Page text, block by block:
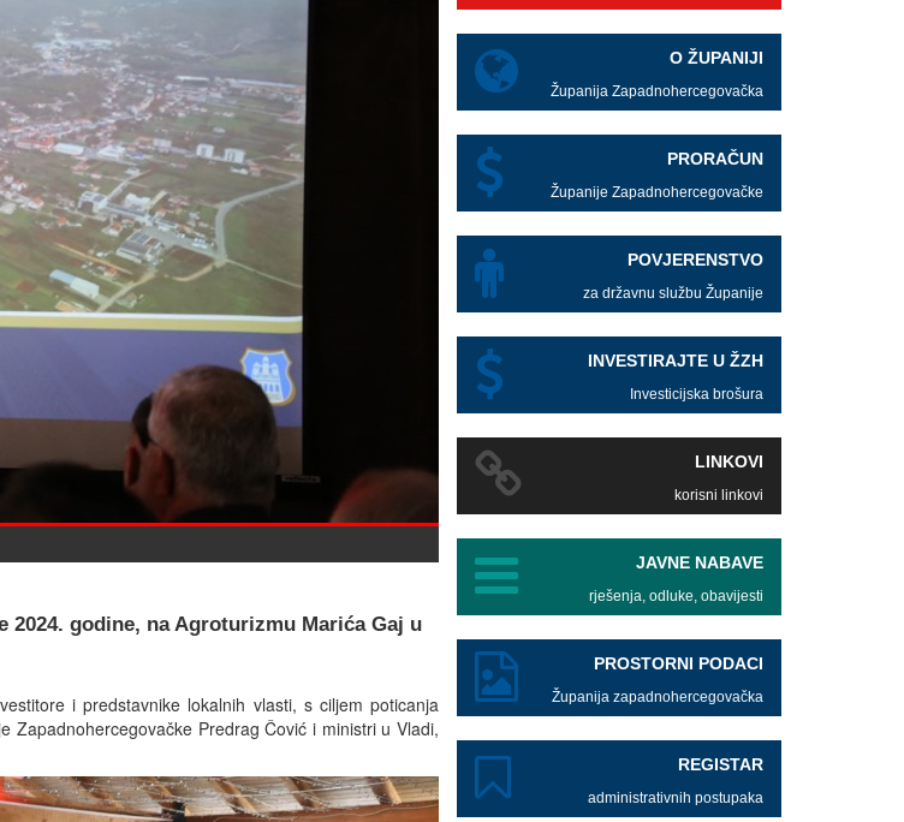
2024. godine, na Agroturizmu Marića Gaj u
i predstavnike lokalnih vlasti, s ciljem poticanja
Zapadnohercegovačke Predrag Čović i ministri u Vladi,
O ŽUPANIJI
Županija Zapadnohercegovačka
PRORAČUN
Županije Zapadnohercegovačke
POVJERENSTVO
za državnu službu Županije
INVESTIRAJTE U ŽZH
Investicijska brošura
LINKOVI
korisni linkovi
JAVNE NABAVE
rješenja, odluke, obavijesti
PROSTORNI PODACI
Županija zapadnohercegovačka
REGISTAR
administrativnih postupaka